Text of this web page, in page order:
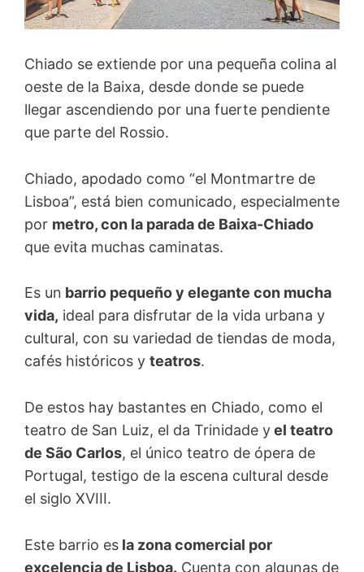
Chiado se extiende por una pequeña colina al
oeste de la Baixa, desde donde se puede
llegar ascendiendo por una fuerte pendiente
que parte del Rossio.
Chiado, apodado como “el Montmartre de
Lisboa”, está bien comunicado, especialmente
por metro, con la parada de Baixa-Chiado
que evita muchas caminatas.
Es un barrio pequeño y elegante con mucha
vida, ideal para disfrutar de la vida urbana y
cultural, con su variedad de tiendas de moda,
cafés históricos y teatros.
De estos hay bastantes en Chiado, como el
teatro de San Luiz, el da Trinidade yel teatro
de São Carlos, el único teatro de ópera de
Portugal, testigo de la escena cultural desde
el siglo XVIII.
Este barrio es la zona comercial por
excelencia de Lisboa. Cuenta con algunas de